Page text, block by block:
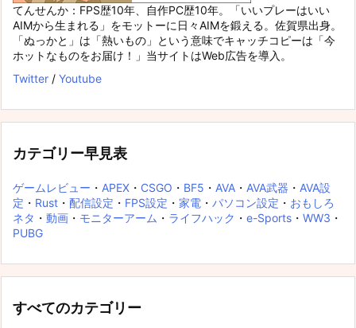
てんせんか：FPS歴10年、自作PC歴10年。「いいプレーはいい
AIMから生まれる」をモットーに日々AIMを鍛える。佐賀県出身。
「ぬっかと」は「熱いもの」という意味でキャッチコピーは「今
ホットなものをお届け！」当サイトはWeb広告を導入。
Twitter / Youtube
カテゴリー早見表
ゲームレビュー ・ APEX ・ CSGO ・ BF5 ・ AVA ・ AVA武器 ・ AVA設
定 ・ Rust ・ 配信設定 ・ FPS設定 ・ 家電 ・ パソコン設定 ・ おもしろ
ネタ ・ 動画 ・ モニターアーム ・ ライフハック ・ e-Sports ・ WW3 ・
PUBG
すべてのカテゴリー